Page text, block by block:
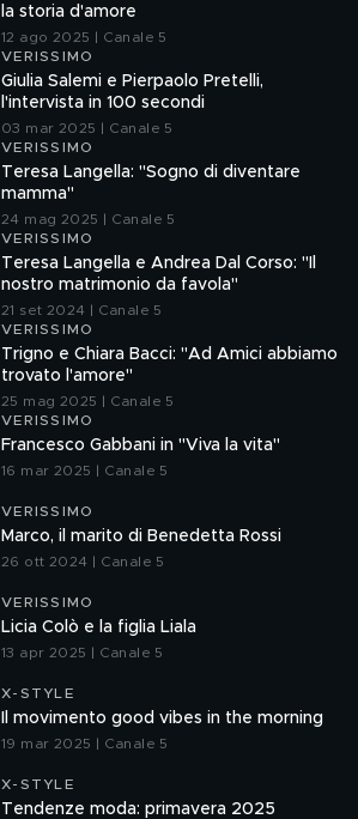
la storia d'amore
12 ago 2025 | Canale 5
VERISSIMO
Giulia Salemi e Pierpaolo Pretelli,
l'intervista in 100 secondi
03 mar 2025 | Canale 5
VERISSIMO
Teresa Langella: "Sogno di diventare
mamma"
24 mag 2025 | Canale 5
VERISSIMO
Teresa Langella e Andrea Dal Corso: "Il
nostro matrimonio da favola"
21 set 2024 | Canale 5
VERISSIMO
Trigno e Chiara Bacci: "Ad Amici abbiamo
trovato l'amore"
25 mag 2025 | Canale 5
VERISSIMO
Francesco Gabbani in "Viva la vita"
16 mar 2025 | Canale 5
VERISSIMO
Marco, il marito di Benedetta Rossi
26 ott 2024 | Canale 5
VERISSIMO
Licia Colò e la figlia Liala
13 apr 2025 | Canale 5
X-STYLE
Il movimento good vibes in the morning
19 mar 2025 | Canale 5
X-STYLE
Tendenze moda: primavera 2025